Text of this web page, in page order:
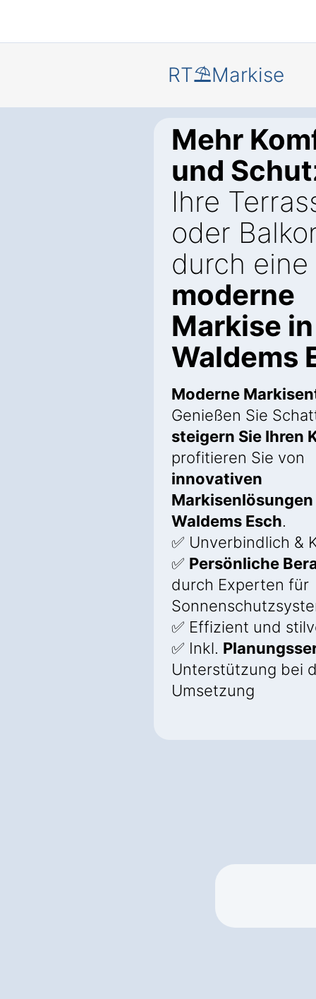
RT⛱️Markise
Mehr
und
Ihre
oder
durch eine
moderne
Markise in
Waldems
Moderne
Genießen Sie
steigern Sie Ihren
profitieren Sie von
innovativen
Markisenlösungen
Waldems Esch.
✅ Unverbindlich &
✅ Persönliche
durch Experten für
✅ Effizient und
✅ Inkl.
Unterstützung bei
Umsetzung